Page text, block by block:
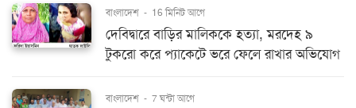
বাংলাদেশ - 16 মিনিট আগে
দেবিদ্বারে বাড়ির মালিককে হত্যা, মরদেহ ৯
টুকরো করে প্যাকেটে ভরে ফেলে রাখার অভিযোগ
বাংলাদেশ - 7 ঘন্টা আগে